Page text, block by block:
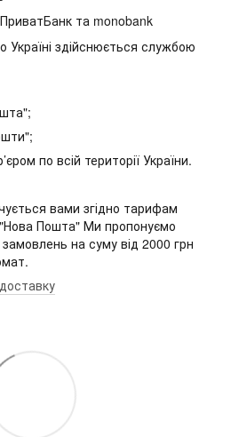
та monobank
здійснюється службою
по всій території України.
вами згідно тарифам
"Нова Пошта" Ми пропонуємо
на суму від 2000 грн